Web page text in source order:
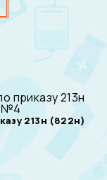
213н (822н)